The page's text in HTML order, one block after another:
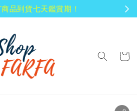
品到貨七天鑑賞期！